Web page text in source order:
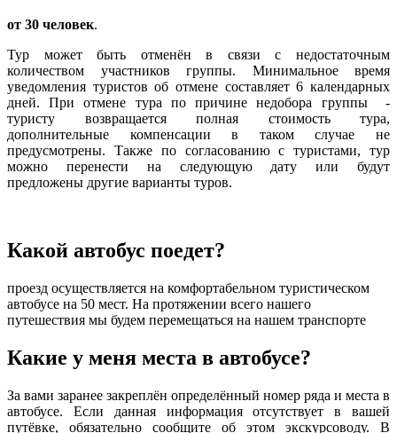
от 30 человек.
Тур может быть отменён в связи с недостаточным
количеством участников группы. Минимальное время
уведомления туристов об отмене составляет 6 календарных
дней. При отмене тура по причине недобора группы -
туристу возвращается полная стоимость тура,
дополнительные компенсации в таком случае не
предусмотрены. Также по согласованию с туристами, тур
можно перенести на следующую дату или будут
предложены другие варианты туров.
Какой автобус поедет?
проезд осуществляется на комфортабельном туристическом
автобусе на 50 мест. На протяжении всего нашего
путешествия мы будем перемещаться на нашем транспорте
Какие у меня места в автобусе?
За вами заранее закреплён определённый номер ряда и места в
автобусе. Если данная информация отсутствует в вашей
путёвке, обязательно сообщите об этом экскурсоводу. В